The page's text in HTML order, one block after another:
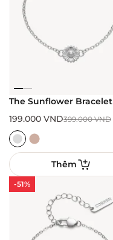
The Sunflower Bracelet
399.000VND
199.000 VND
Thêm
-51%